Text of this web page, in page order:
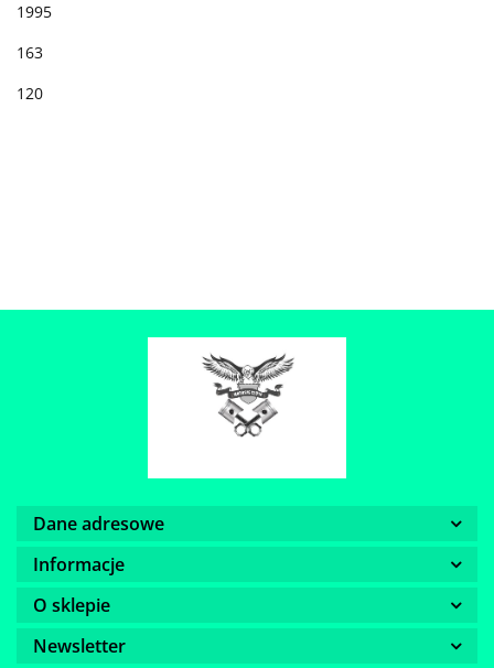
1995
163
120
Dane adresowe
Informacje
O sklepie
Newsletter